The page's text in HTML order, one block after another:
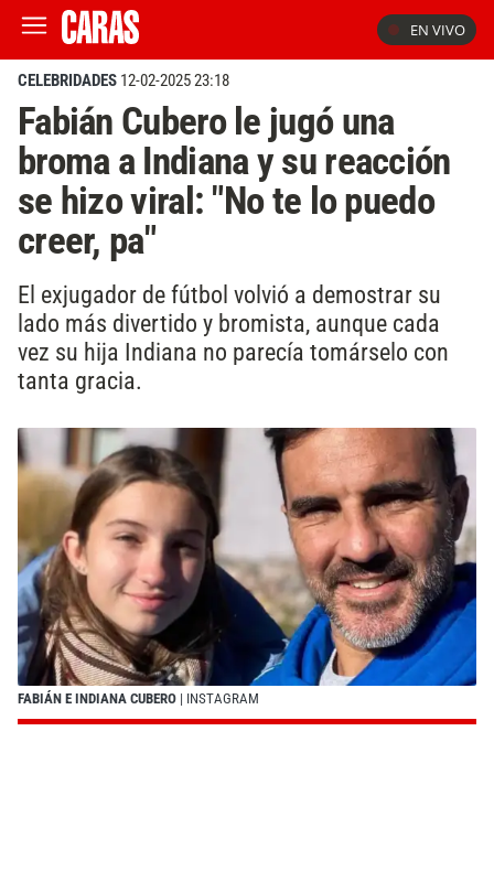
EN VIVO
CELEBRIDADES 12-02-2025 23:18
Fabián Cubero le jugó una
broma a Indiana y su reacción
se hizo viral: "No te lo puedo
creer, pa"
El exjugador de fútbol volvió a demostrar su
lado más divertido y bromista, aunque cada
vez su hija Indiana no parecía tomárselo con
tanta gracia.
FABIÁN E INDIANA CUBERO | INSTAGRAM